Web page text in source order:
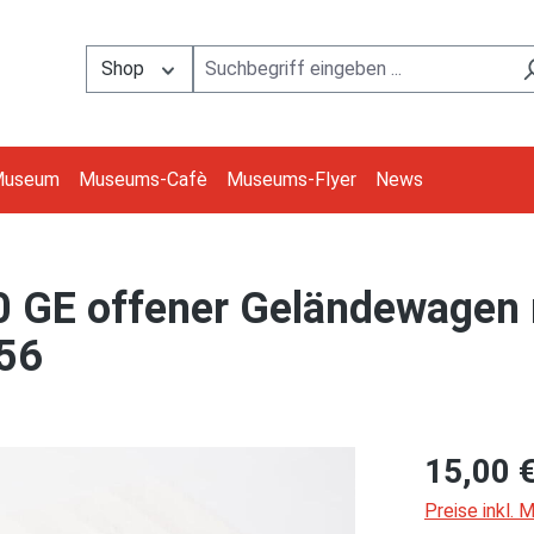
Shop
Museums-Cafè Museums-Flyer News
offener
15,00
Preise inkl.